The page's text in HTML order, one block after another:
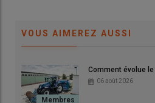
© David Laisney
VOUS AIMEREZ AUSSI
Comment évolue le
06 août 2026